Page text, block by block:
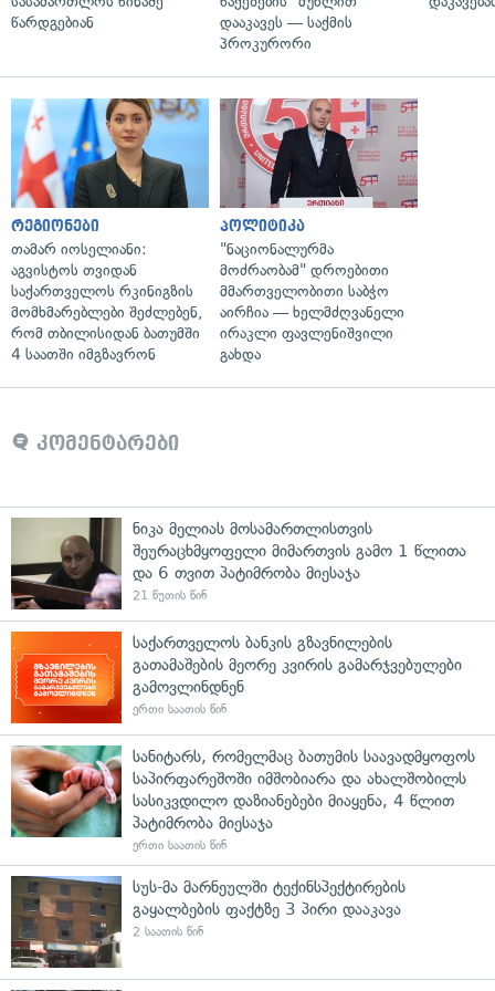
წარდგებიან
დააკავეს — საქმის
პროკურორი
რეგიონები
თამარ იოსელიანი:
აგვისტოს თვიდან
საქართველოს რკინიგზის
მომხმარებლები შეძლებენ,
რომ თბილისიდან ბათუმში
4 საათში იმგზავრონ
პოლიტიკა
"ნაციონალურმა
მოძრაობამ" დროებითი
მმართველობითი საბჭო
აირჩია — ხელმძღვანელი
ირაკლი ფავლენიშვილი
გახდა
კომენტარები
ნიკა მელიას მოსამართლისთვის
შეურაცხმყოფელი მიმართვის გამო 1 წლითა
და 6 თვით პატიმრობა მიესაჯა
21 წუთის წინ
საქართველოს ბანკის გზავნილების
გათამაშების მეორე კვირის გამარჯვებულები
გამოვლინდნენ
ერთი საათის წინ
სანიტარს, რომელმაც ბათუმის საავადმყოფოს
საპირფარეშოში იმშობიარა და ახალშობილს
სასიკვდილო დაზიანებები მიაყენა, 4 წლით
პატიმრობა მიესაჯა
ერთი საათის წინ
სუს-მა მარნეულში ტექინსპექტირების
გაყალბების ფაქტზე 3 პირი დააკავა
2 საათის წინ